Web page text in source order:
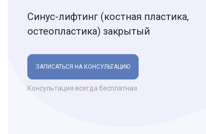
Синус-лифтинг (костная пластика,
остеопластика) закрытый
ЗАПИСАТЬСЯ НА КОНСУЛЬТАЦИЮ
Консультация всегда бесплатная